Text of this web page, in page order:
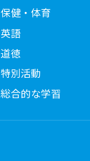
保健・体育
英語
道徳
特別活動
総合的な学習